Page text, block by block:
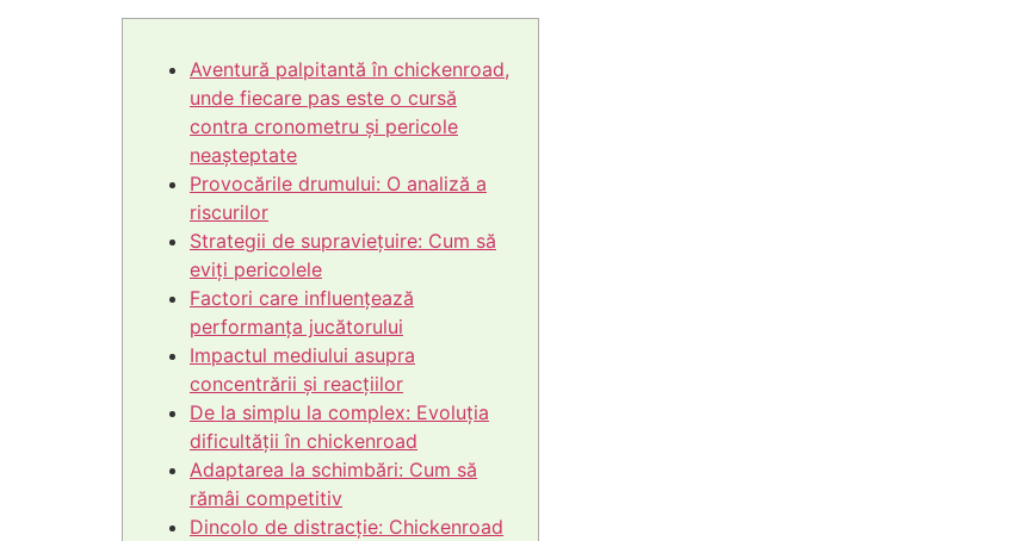
Aventură palpitantă în chickenroad,
unde fiecare pas este o cursă
contra cronometru și pericole
neașteptate
Provocările drumului: O analiză a
riscurilor
Strategii de supraviețuire: Cum să
eviți pericolele
Factori care influențează
performanța jucătorului
Impactul mediului asupra
concentrării și reacțiilor
De la simplu la complex: Evoluția
dificultății în chickenroad
Adaptarea la schimbări: Cum să
rămâi competitiv
Dincolo de distracție: Chickenroad